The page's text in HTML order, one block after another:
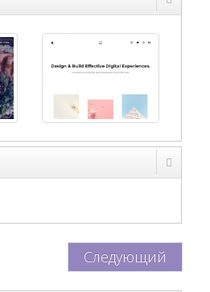
Следующий